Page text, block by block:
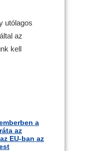
utólagos
az
kell
a
az
EU-ban az